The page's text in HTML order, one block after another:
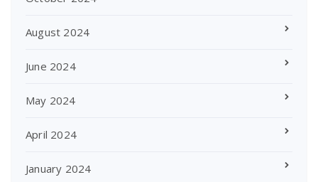
August 2024
June 2024
May 2024
April 2024
January 2024